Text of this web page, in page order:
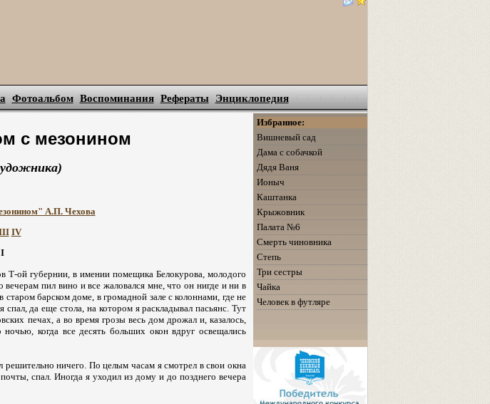
Фотоальбом Воспоминания Рефераты Энциклопедия
с мезонином
А.П. Чехова
IV
I
Т-ой губернии, в имении помещика Белокурова, молодого
вечерам пил вино и все жаловался мне, что он нигде и ни в
барском доме, в громадной зале с колоннами, где не
да еще стола, на котором я раскладывал пасьянс. Тут
печах, а во время грозы весь дом дрожал и, казалось,
когда все десять больших окон вдруг освещались
ничего. По целым часам я смотрел в свои окна
спал. Иногда я уходил из дому и до позднего вечера
Избранное:
Вишневый сад
Дама с собачкой
Дядя Ваня
Ионыч
Каштанка
Крыжовник
Палата №6
Смерть чиновника
Степь
Три сестры
Чайка
Человек в футляре